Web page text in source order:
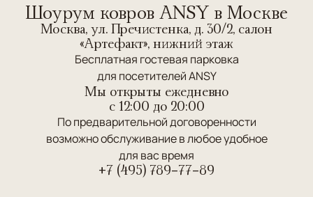
Шоурум ковров ANSY в Москве
Москва, ул. Пречистенка, д. 30/2, салон
«Артефакт», нижний этаж
Бесплатная гостевая парковка
для посетителей ANSY
Мы открыты ежедневно
c 12:00 до 20:00
По предварительной договоренности
возможно обслуживание в любое удобное
для вас время
+7 (495) 789-77-89